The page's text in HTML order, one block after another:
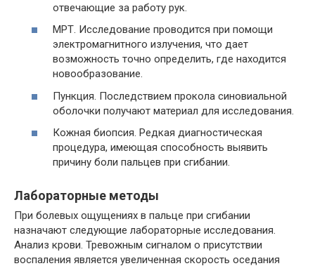
отвечающие за работу рук.
МРТ. Исследование проводится при помощи
электромагнитного излучения, что дает
возможность точно определить, где находится
новообразование.
Пункция. Последствием прокола синовиальной
оболочки получают материал для исследования.
Кожная биопсия. Редкая диагностическая
процедура, имеющая способность выявить
причину боли пальцев при сгибании.
Лабораторные методы
При болевых ощущениях в пальце при сгибании
назначают следующие лабораторные исследования.
Анализ крови. Тревожным сигналом о присутствии
воспаления является увеличенная скорость оседания